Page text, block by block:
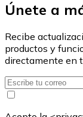
Únete a
Recibe
productos y
directamente en